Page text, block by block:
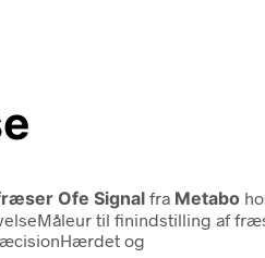
Ofe Signal fra Metabo
til finindstilling af
og